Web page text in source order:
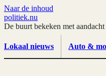
Naar de inhoud
politiek.nu
De buurt bekeken met aandacht
Lokaal nieuws Auto &